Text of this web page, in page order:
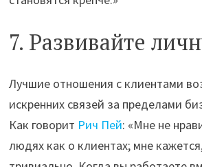
7. Развивайте
Лучшие отношения с клиентами
искренних связей за пределами
Как говорит Рич Пей: «Мне не
людях как о клиентах; мне